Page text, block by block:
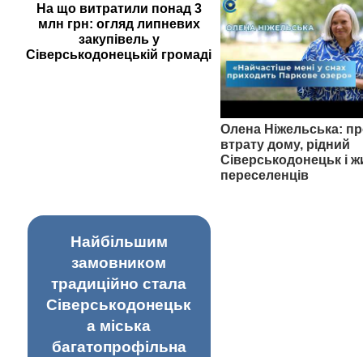
На що витратили понад 3
млн грн: огляд липневих
закупівель у
Сіверськодонецькій громаді
Олена Ніжельська:
втрату дому, рідний
Сіверськодонецьк і
переселенців
Найбільшим
замовником
традиційно стала
Сіверськодонецьк
а міська
багатопрофільна